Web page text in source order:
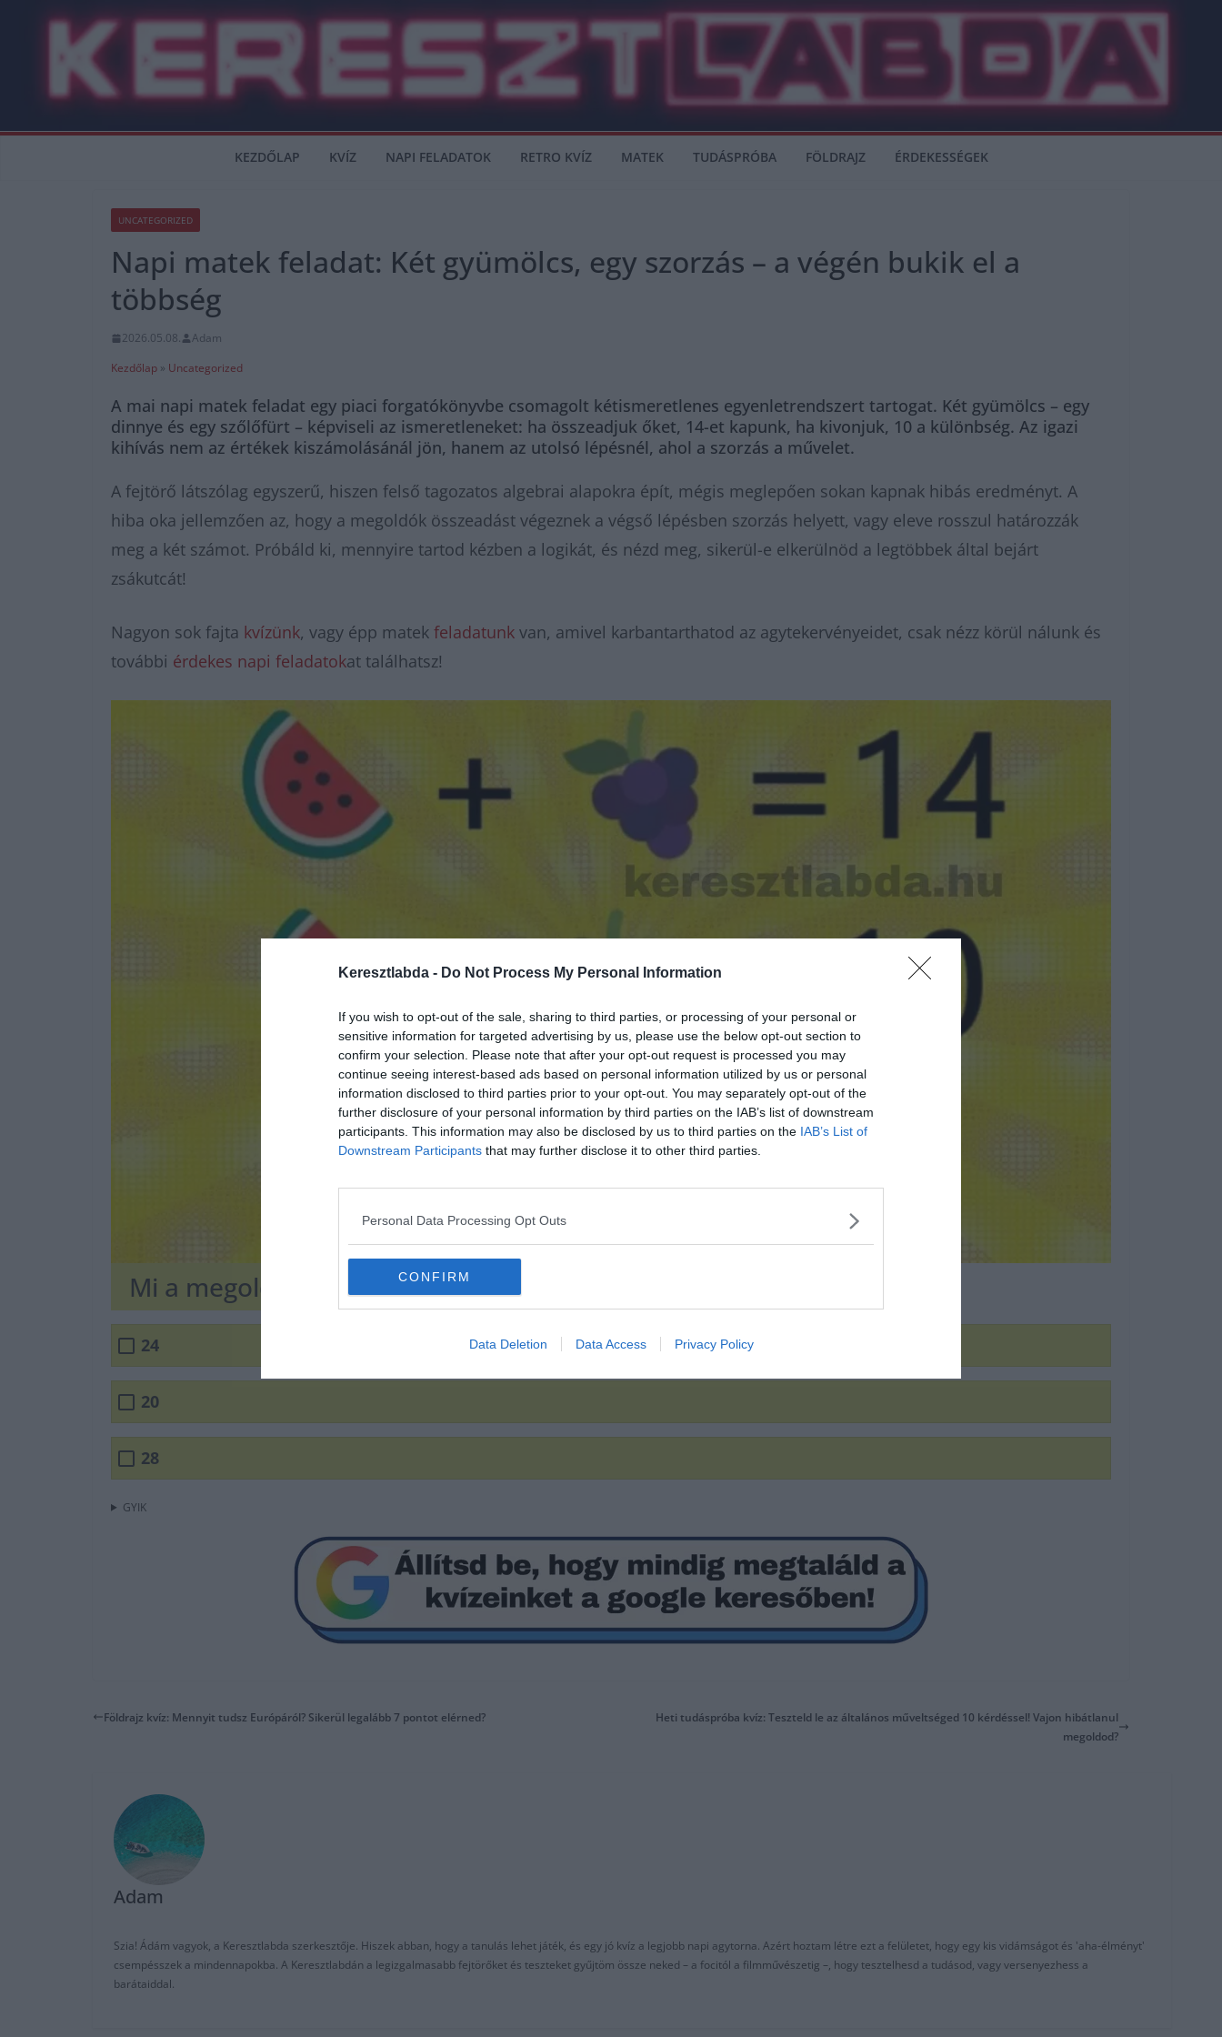
Keresztlabda - Do Not Process My Personal Information
If you wish to opt-out of the sale, sharing to third parties, or processing of your personal or
sensitive information for targeted advertising by us, please use the below opt-out section to
confirm your selection. Please note that after your opt-out request is processed you may
continue seeing interest-based ads based on personal information utilized by us or personal
information disclosed to third parties prior to your opt-out. You may separately opt-out of the
further disclosure of your personal information by third parties on the IAB’s list of downstream
participants. This information may also be disclosed by us to third parties on the IAB’s List of
Downstream Participants that may further disclose it to other third parties.
Personal Data Processing Opt Outs
CONFIRM
Data Deletion Data Access Privacy Policy
KEZDŐLAP KVÍZ NAPI FELADATOK RETRO KVÍZ MATEK TUDÁSPRÓBA FÖLDRAJZ ÉRDEKESSÉGEK
UNCATEGORIZED
Napi matek feladat: Két gyümölcs, egy szorzás – a végén bukik el a
többség
2026.05.08.
Adam
Kezdőlap » Uncategorized
A mai napi matek feladat egy piaci forgatókönyvbe csomagolt kétismeretlenes egyenletrendszert tartogat. Két gyümölcs – egy
dinnye és egy szőlőfürt – képviseli az ismeretleneket: ha összeadjuk őket, 14-et kapunk, ha kivonjuk, 10 a különbség. Az igazi
kihívás nem az értékek kiszámolásánál jön, hanem az utolsó lépésnél, ahol a szorzás a művelet.
A fejtörő látszólag egyszerű, hiszen felső tagozatos algebrai alapokra épít, mégis meglepően sokan kapnak hibás eredményt. A
hiba oka jellemzően az, hogy a megoldók összeadást végeznek a végső lépésben szorzás helyett, vagy eleve rosszul határozzák
meg a két számot. Próbáld ki, mennyire tartod kézben a logikát, és nézd meg, sikerül-e elkerülnöd a legtöbbek által bejárt
zsákutcát!
Nagyon sok fajta kvízünk, vagy épp matek feladatunk van, amivel karbantarthatod az agytekervényeidet, csak nézz körül nálunk és
további érdekes napi feladatokat találhatsz!
Mi a megoldás?
24
20
28
GYIK
Földrajz kvíz: Mennyit tudsz Európáról? Sikerül legalább 7 pontot elérned?
Heti tudáspróba kvíz: Teszteld le az általános műveltséged 10 kérdéssel! Vajon hibátlanul
megoldod?
Adam
Szia! Ádám vagyok, a Keresztlabda szerkesztője. Hiszek abban, hogy a tanulás lehet játék, és egy jó kvíz a legjobb napi agytorna. Azért hoztam létre ezt a felületet, hogy egy kis vidámságot és 'aha-élményt'
csempésszek a mindennapokba. A Keresztlabdán a legizgalmasabb fejtörőket és teszteket gyűjtöm össze neked – a focitól a filmművészetig –, hogy tesztelhesd a tudásod, vagy versenyezhess a
barátaiddal.